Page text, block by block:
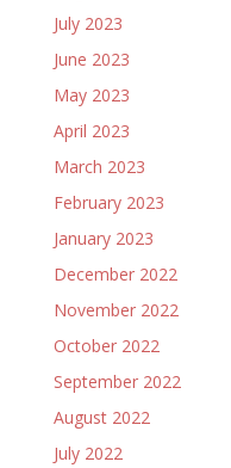
July 2023
June 2023
May 2023
April 2023
March 2023
February 2023
January 2023
December 2022
November 2022
October 2022
September 2022
August 2022
July 2022